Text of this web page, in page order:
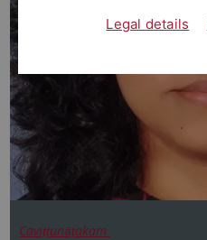
Caviṭṭunāṭakam
Legal details